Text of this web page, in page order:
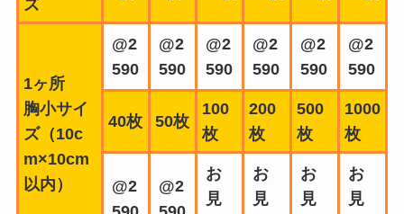
ズ
1ヶ所
胸小サイ
ズ（10c
m×10cm
以内）
@2
590
@2
590
@2
590
@2
590
@2
590
@2
590
40枚 50枚
100
枚
200
枚
500
枚
1000
枚
@2
@2
お
見
お
見
お
見
お
見